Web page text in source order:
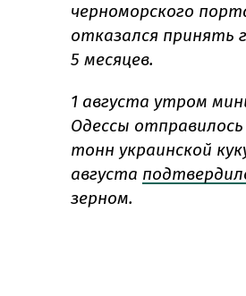
черноморского
отказался принять
5 месяцев.
1 августа утром
Одессы
тонн украинской
августа
зерном.